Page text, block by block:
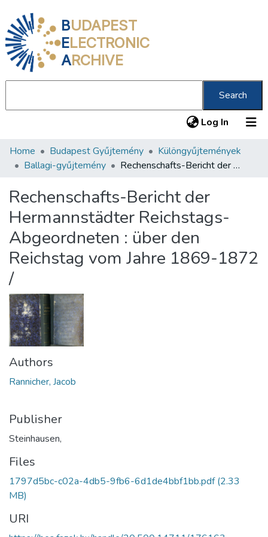
BUDAPEST
ELECTRONIC
ARCHIVE
Search
Log In (current)
Communities & Collections
Statistics
About us
Home Budapest Gyűjtemény
Különgyűjtemények
Ballagi-gyűjtemény
Rechenschafts-Bericht der Hermannstädter Reichstags-Abgeordneten : über den Reichstag vom Jahre 1869-1872 /
Rechenschafts-Bericht der
Hermannstädter Reichstags-
Abgeordneten : über den
Reichstag vom Jahre 1869-1872
/
Authors
Rannicher, Jacob
Publisher
Steinhausen,
Files
1797d5bc-c02a-4db5-9fb6-6d1de4bbf1bb.pdf(2.33
MB)
URI